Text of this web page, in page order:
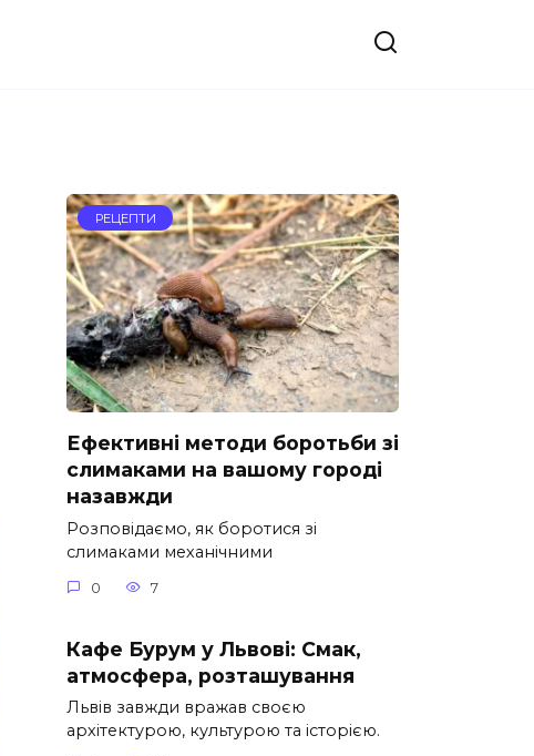
РЕЦЕПТИ
Ефективні методи боротьби зі
слимаками на вашому городі
назавжди
Розповідаємо, як боротися зі
слимаками механічними
0 7
Кафе Бурум у Львові: Смак,
атмосфера, розташування
Львів завжди вражав своєю
архітектурою, культурою та історією.